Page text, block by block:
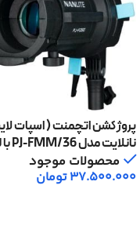
پروژکشن اتچمنت ( اسپات
درجهمحصولات موجود
37.500.000تومان